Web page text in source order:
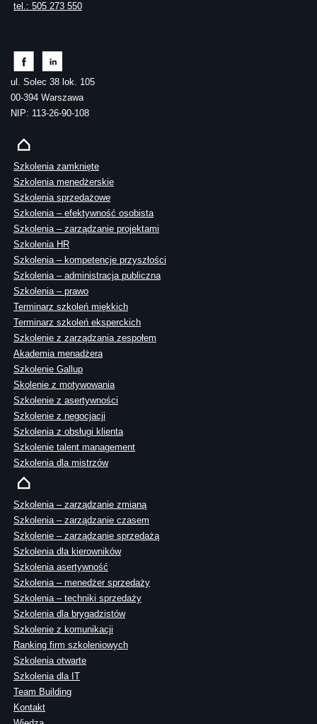
tel.: 505 273 550
ul. Solec 38 lok. 105
00-394 Warszawa
NIP: 113-26-90-108
Szkolenia zamknięte
Szkolenia menedżerskie
Szkolenia sprzedażowe
Szkolenia – efektywność osobista
Szkolenia – zarządzanie projektami
Szkolenia HR
Szkolenia – kompetencje przyszłości
Szkolenia – administracja publiczna
Szkolenia – prawo
Terminarz szkoleń miękkich
Terminarz szkoleń eksperckich
Szkolenie z zarządzania zespołem
Akademia menadżera
Szkolenie Gallup
Skolenie z motywowania
Szkolenie z asertywności
Szkolenie z negocjacji
Szkolenia z obsługi klienta
Szkolenie talent management
Szkolenia dla mistrzów
Szkolenia – zarządzanie zmianą
Szkolenia – zarządzanie czasem
Szkolenie – zarządzanie sprzedażą
Szkolenia dla kierowników
Szkolenia asertywność
Szkolenia – menedżer sprzedaży
Szkolenia – techniki sprzedaży
Szkolenia dla brygadzistów
Szkolenie z komunikacji
Ranking firm szkoleniowych
Szkolenia otwarte
Szkolenia dla IT
Team Building
Kontakt